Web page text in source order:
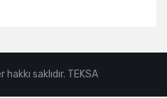
saklıdır. TEKSA